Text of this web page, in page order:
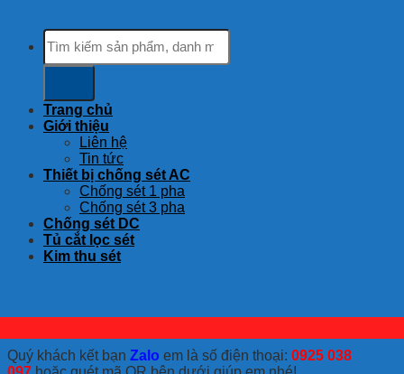
Tìm
kiếm:
Trang chủ
Giới thiệu
Liên hệ
Tin tức
Thiết bị chống sét AC
Chống sét 1 pha
Chống sét 3 pha
Chống sét DC
Tủ cắt lọc sét
Kim thu sét
Quý khách kết bạn Zalo em là số điện thoại: 0925 038